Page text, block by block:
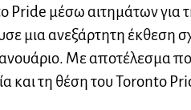
Pride μέσω αιτημάτων για
μια ανεξάρτητη έκθεση
Με αποτέλεσμα
και τη θέση του Toronto